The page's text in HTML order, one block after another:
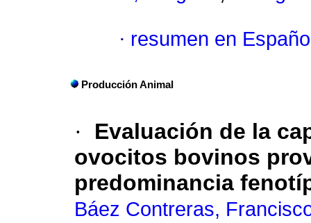
· resumen en
Producción Animal
·
Evaluación de la
ovocitos bovinos
predominancia
Báez Contreras,